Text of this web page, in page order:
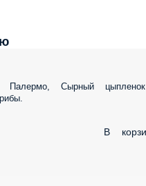
Сырный цыпленок, Бекон,
В